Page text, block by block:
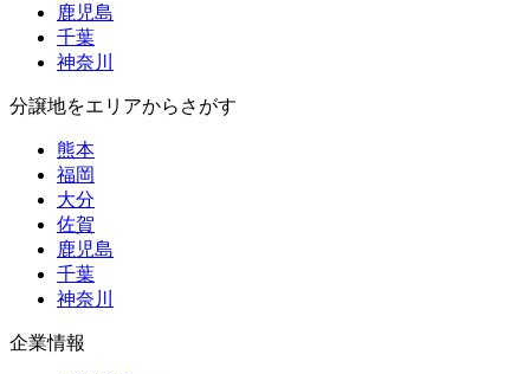
鹿児島
千葉
神奈川
分譲地をエリアからさがす
熊本
福岡
大分
佐賀
鹿児島
千葉
神奈川
企業情報